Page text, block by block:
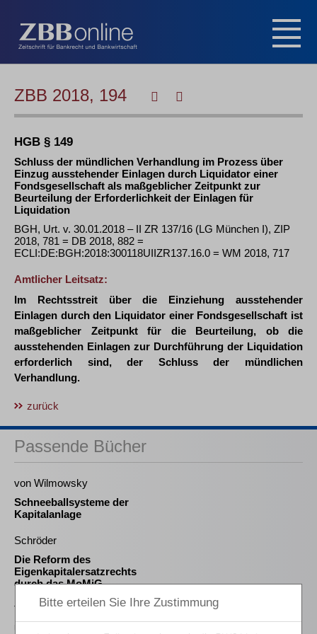
ZBB 2018, 194
HGB § 149
Schluss der mündlichen Verhandlung im Prozess über
Einzug ausstehender Einlagen durch Liquidator einer
Fondsgesellschaft als maßgeblicher Zeitpunkt zur
Beurteilung der Erforderlichkeit der Einlagen für
Liquidation
BGH, Urt. v. 30.01.2018 – II ZR 137/16 (LG München I), ZIP
2018, 781 = DB 2018, 882 =
ECLI:DE:BGH:2018:300118UIIZR137.16.0 = WM 2018, 717
Amtlicher Leitsatz:
Im Rechtsstreit über die Einziehung ausstehender
Einlagen durch den Liquidator einer Fondsgesellschaft ist
maßgeblicher Zeitpunkt für die Beurteilung, ob die
ausstehenden Einlagen zur Durchführung der Liquidation
erforderlich sind, der Schluss der mündlichen
Verhandlung.
zurück
Passende Bücher
von Wilmowsky
Schneeballsysteme der
Kapitalanlage
Schröder
Die Reform des
Eigenkapitalersatzrechts
durch das MoMiG
Thibaut